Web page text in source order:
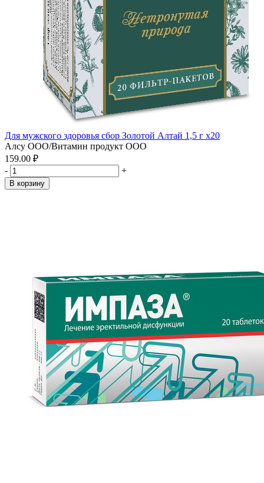
Для мужского здоровья сбор Золотой Алтай 1,5 г x20
Алсу ООО/Витамин продукт ООО
159.00 ₽
-
+
В корзину